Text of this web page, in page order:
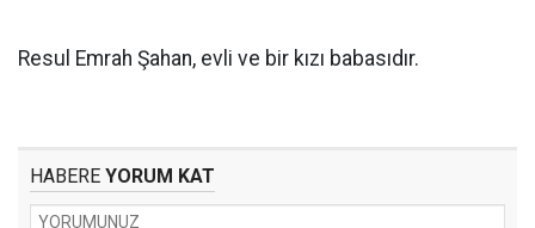
Resul Emrah Şahan, evli ve bir kızı babasıdır.
HABERE YORUM KAT